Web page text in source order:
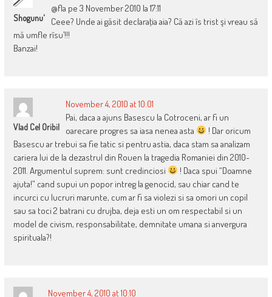
Shogunu'
@fla pe 3 November 2010 la 17:11
Ceee? Unde ai găsit declaraţia aia? Că azi îs trist şi vreau să
mă umfle rîsu’!!!
Banzai!
Vlad Cel Oribil
November 4, 2010 at 10:01
Pai, daca a ajuns Basescu la Cotroceni, ar fi un
oarecare progres sa iasa nenea asta
! Dar oricum
Basescu ar trebui sa fie tatic si pentru astia, daca stam sa analizam
cariera lui de la dezastrul din Rouen la tragedia Romaniei din 2010-
2011. Argumentul suprem: sunt credinciosi
! Daca spui “Doamne
ajuta!” cand supui un popor intreg la genocid, sau chiar cand te
incurci cu lucruri marunte, cum ar fi sa violezi si sa omori un copil
sau sa toci 2 batrani cu drujba, deja esti un om respectabil si un
model de civism, responsabilitate, demnitate umana si anvergura
spirituala?!
November 4, 2010 at 10:10